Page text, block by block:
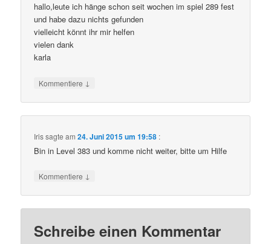
hallo,leute ich hänge schon seit wochen im spiel 289 fest
und habe dazu nichts gefunden
vielleicht könnt ihr mir helfen
vielen dank
karla
Kommentiere ↓
Irissagte am24. Juni 2015 um 19:58 :
Bin in Level 383 und komme nicht weiter, bitte um Hilfe
Kommentiere ↓
Schreibe einen Kommentar